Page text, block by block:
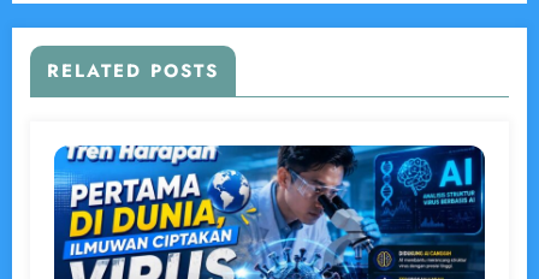
RELATED POSTS